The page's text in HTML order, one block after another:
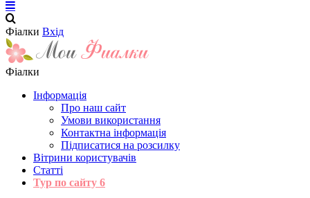
Фіалки Вхід
Фіалки
Інформація
Про наш сайт
Умови використання
Контактна інформація
Підписатися на розсилку
Вітрини користувачів
Статті
Тур по сайту 6